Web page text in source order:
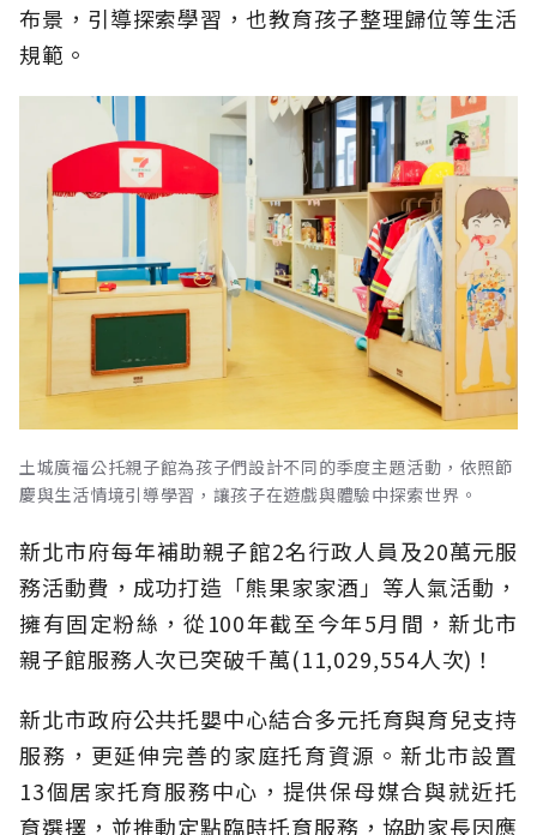
布景，引導探索學習，也教育孩子整理歸位等生活
規範。
土城廣福公托親子館為孩子們設計不同的季度主題活動，依照節
慶與生活情境引導學習，讓孩子在遊戲與體驗中探索世界。
新北市府每年補助親子館2名行政人員及20萬元服
務活動費，成功打造「熊果家家酒」等人氣活動，
擁有固定粉絲，從100年截至今年5月間，新北市
親子館服務人次已突破千萬(11,029,554人次)！
新北市政府公共托嬰中心結合多元托育與育兒支持
服務，更延伸完善的家庭托育資源。新北市設置
13個居家托育服務中心，提供保母媒合與就近托
育選擇，並推動定點臨時托育服務，協助家長因應